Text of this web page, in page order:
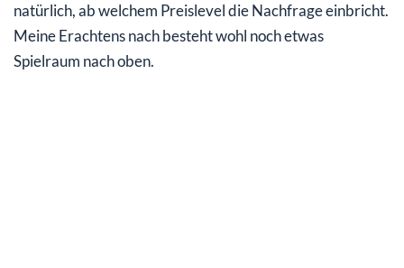
natürlich, ab welchem Preislevel die Nachfrage einbricht.
Meine Erachtens nach besteht wohl noch etwas
Spielraum nach oben.